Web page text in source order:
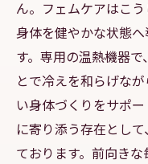
ん。フェムケアはこ
身体を健やかな状態
す。専用の温熱機器
とで冷えを和らげな
い身体づくりをサポ
に寄り添う存在とし
ております。前向き